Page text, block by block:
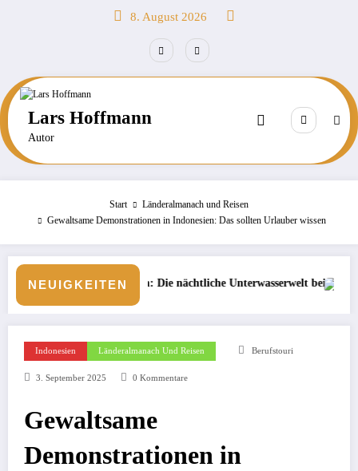
8. August 2026
Lars Hoffmann
Autor
Start
Länderalmanach und Reisen
Gewaltsame Demonstrationen in Indonesien: Das sollten Urlauber wissen
NEUIGKEITEN
Die nächtliche Unterwasserwelt beim Schnorcheln entdecken
Börse: Steigt die
Indonesien Länderalmanach Und Reisen Berufstouri
3. September 2025 0 Kommentare
Gewaltsame
Demonstrationen in